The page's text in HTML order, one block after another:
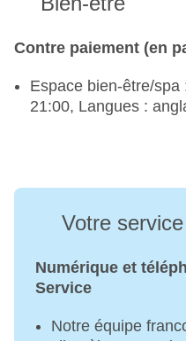
Contre paiement (en
Espace bien-être/spa
21:00, Langues :
Votre
Numérique et
Service
Notre équipe